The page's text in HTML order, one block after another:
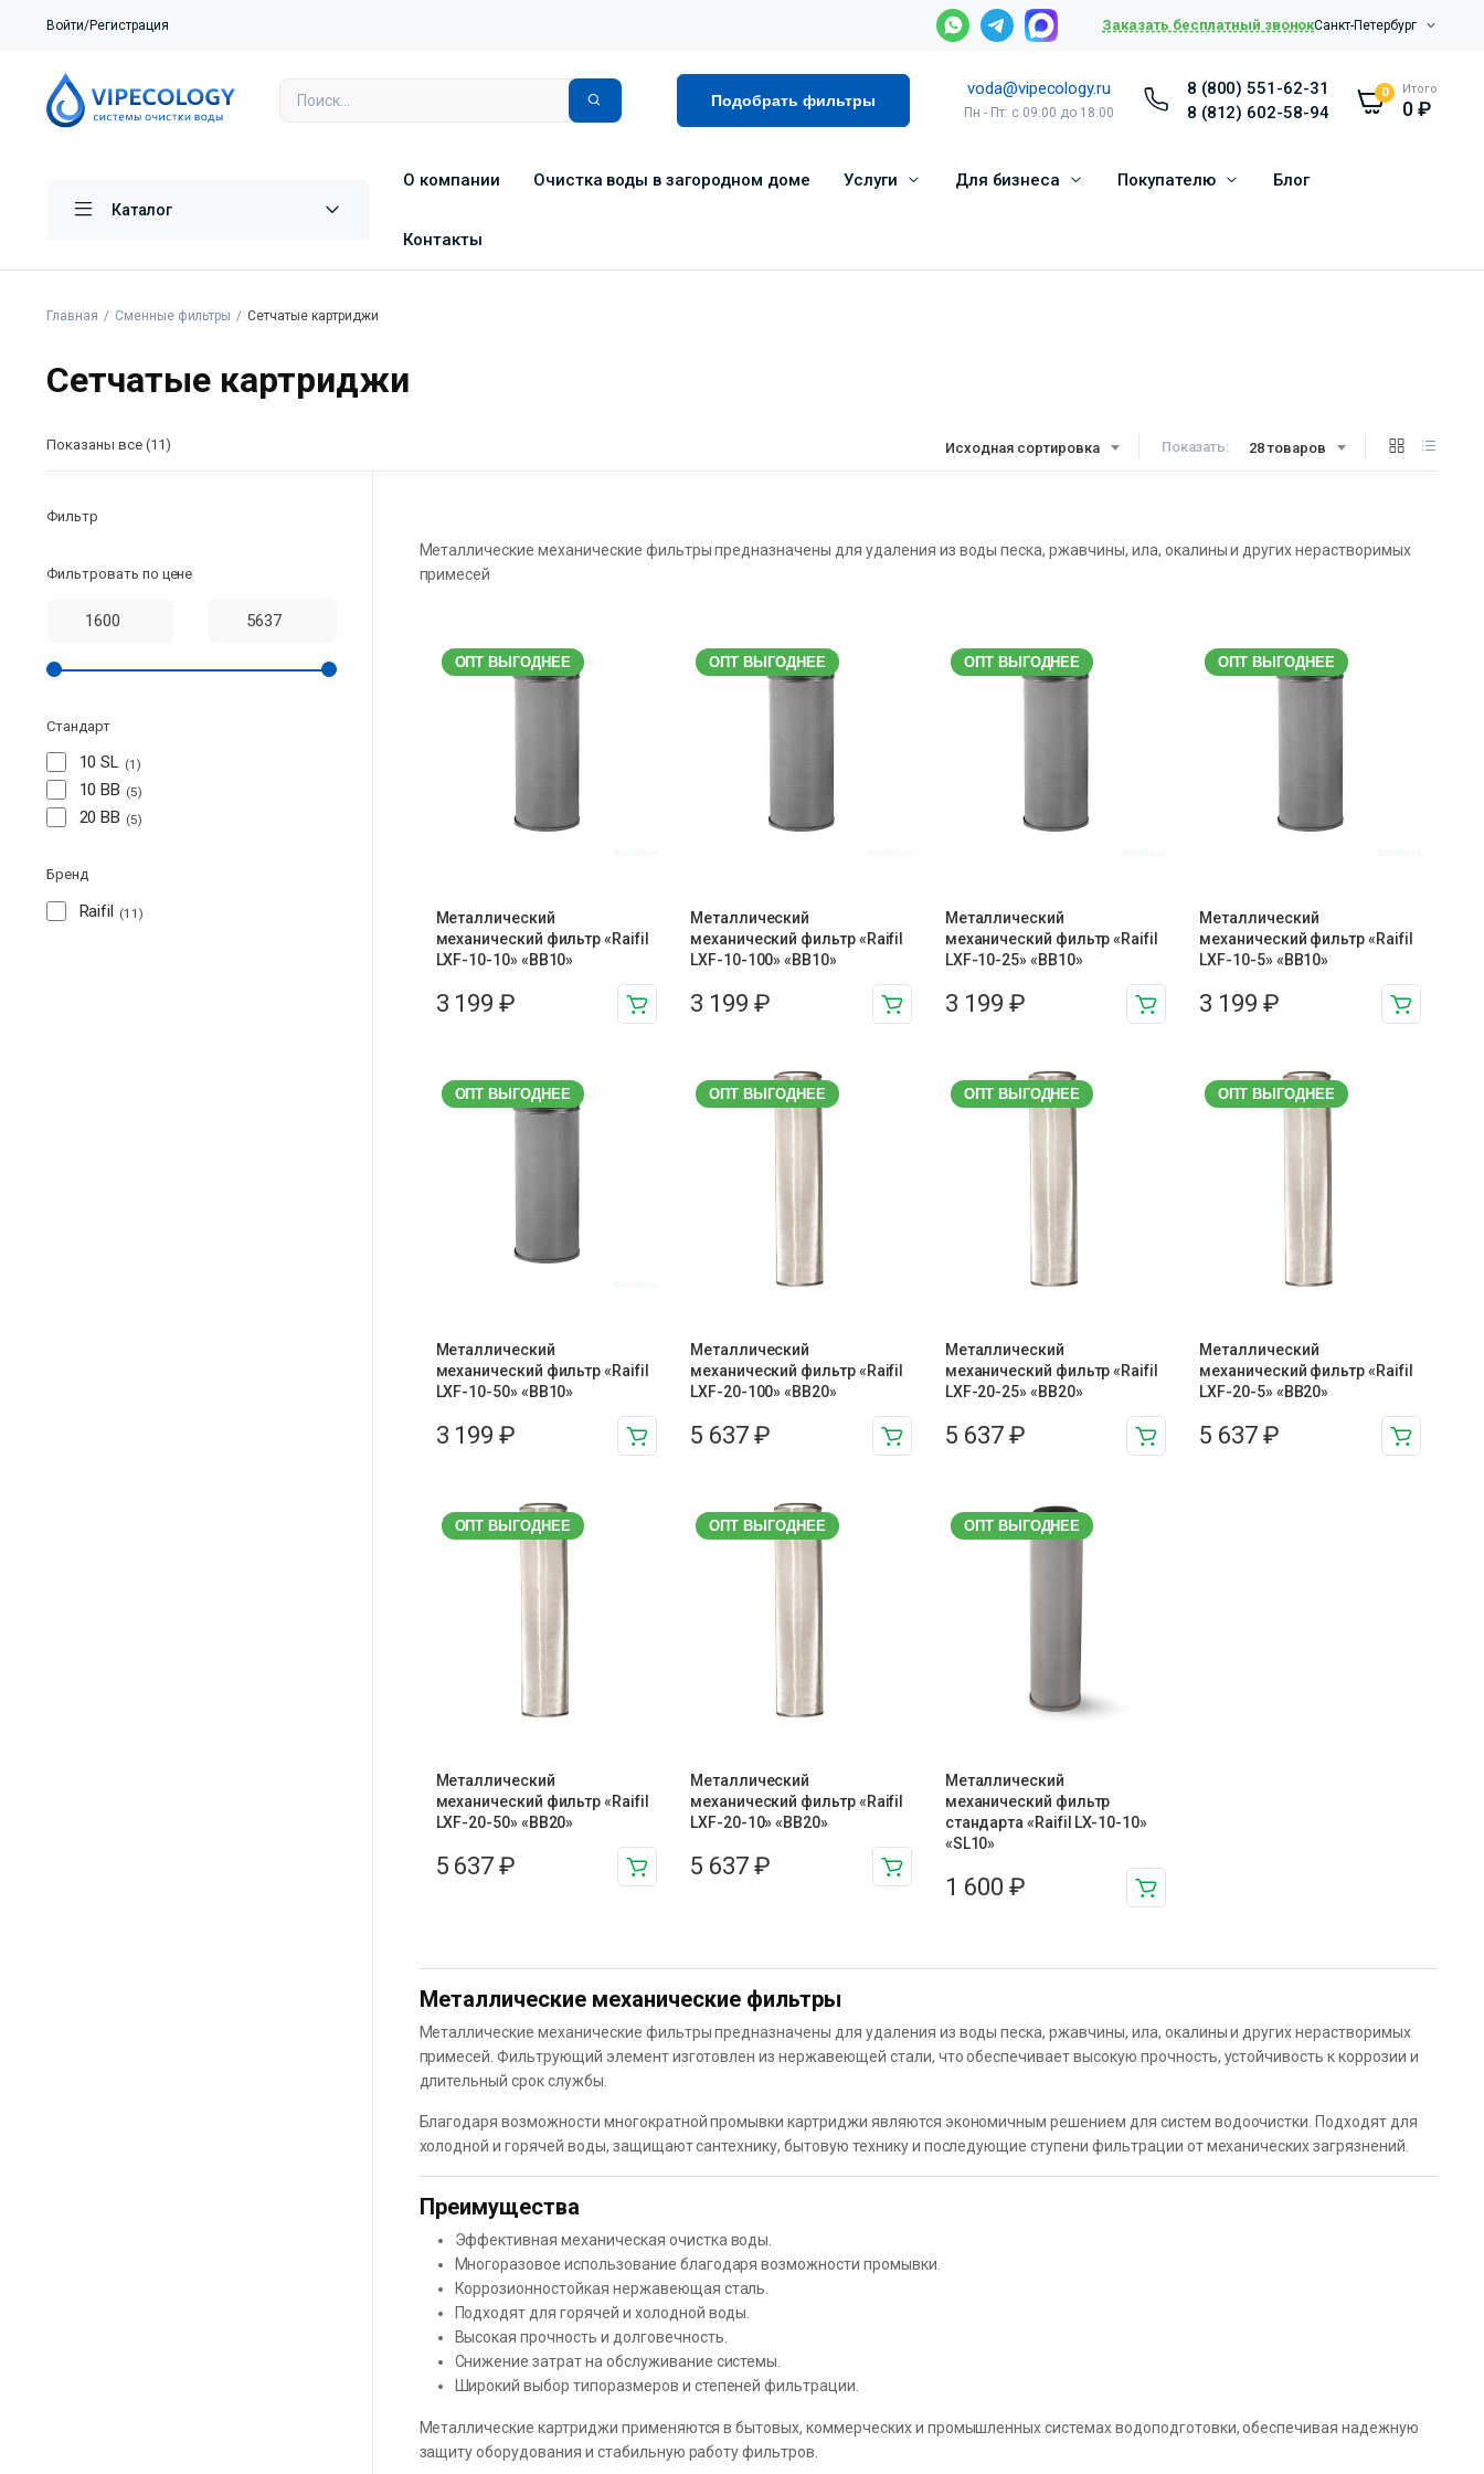
Войти/Регистрация Заказать бесплатный звонокСанкт-Петербург
Подобрать фильтры
voda@vipecology.ru
Пн - Пт: с 09:00 до 18:00
8 (800) 551-62-31
8 (812) 602-58-94
0 Итого
0₽
Каталог
О компании Очистка воды в загородном доме Услуги Для бизнеса Покупателю Блог
Контакты
Главная Сменные фильтры Сетчатые картриджи
Сетчатые картриджи
Исходная сортировка Показать: 28 товаров
Показаны все (11)
Металлические механические фильтры предназначены для удаления из воды песка, ржавчины, ила, окалины и других нерастворимых
примесей
ОПТ ВЫГОДНЕЕ
Металлический
механический фильтр «Raifil
LXF-10-10» «BB10»
3 199₽
ОПТ ВЫГОДНЕЕ
Металлический
механический фильтр «Raifil
LXF-10-100» «BB10»
3 199 ₽
ОПТ ВЫГОДНЕЕ
Металлический
механический фильтр «Raifil
LXF-10-25» «BB10»
3 199 ₽
ОПТ ВЫГОДНЕЕ
Металлический
механический фильтр «Raifil
LXF-10-5» «BB10»
3 199₽
ОПТ ВЫГОДНЕЕ
Металлический
механический фильтр «Raifil
LXF-10-50» «BB10»
3 199₽
ОПТ ВЫГОДНЕЕ
Металлический
механический фильтр «Raifil
LXF-20-100» «BB20»
5 637 ₽
ОПТ ВЫГОДНЕЕ
Металлический
механический фильтр «Raifil
LXF-20-25» «BB20»
5 637 ₽
ОПТ ВЫГОДНЕЕ
Металлический
механический фильтр «Raifil
LXF-20-5» «BB20»
5 637₽
ОПТ ВЫГОДНЕЕ
Металлический
механический фильтр «Raifil
LXF-20-50» «BB20»
5 637₽
ОПТ ВЫГОДНЕЕ
Металлический
механический фильтр «Raifil
LXF-20-10» «BB20»
5 637 ₽
ОПТ ВЫГОДНЕЕ
Металлический
механический фильтр
стандарта «Raifil LX-10-10»
«SL10»
1 600 ₽
Металлические механические фильтры
Металлические механические фильтры предназначены для удаления из воды песка, ржавчины, ила, окалины и других нерастворимых
примесей. Фильтрующий элемент изготовлен из нержавеющей стали, что обеспечивает высокую прочность, устойчивость к коррозии и
длительный срок службы.
Благодаря возможности многократной промывки картриджи являются экономичным решением для систем водоочистки. Подходят для
холодной и горячей воды, защищают сантехнику, бытовую технику и последующие ступени фильтрации от механических загрязнений.
Преимущества
Эффективная механическая очистка воды.
Многоразовое использование благодаря возможности промывки.
Коррозионностойкая нержавеющая сталь.
Подходят для горячей и холодной воды.
Высокая прочность и долговечность.
Снижение затрат на обслуживание системы.
Широкий выбор типоразмеров и степеней фильтрации.
Металлические картриджи применяются в бытовых, коммерческих и промышленных системах водоподготовки, обеспечивая надежную
защиту оборудования и стабильную работу фильтров.
Фильтр
Фильтровать по цене
Стандарт
10 SL 1
10 BB 5
20 BB 5
Бренд
Raifil 11